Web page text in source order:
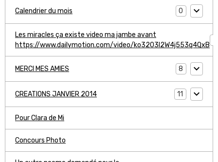
Calendrier du mois 0
Les miracles ça existe video ma jambe avant
https://www.dailymotion.com/video/ko3203l2W4j553q4QxB
MERCI MES AMIES 8
CREATIONS JANVIER 2014 11
Pour Clara de Mi
Concours Photo